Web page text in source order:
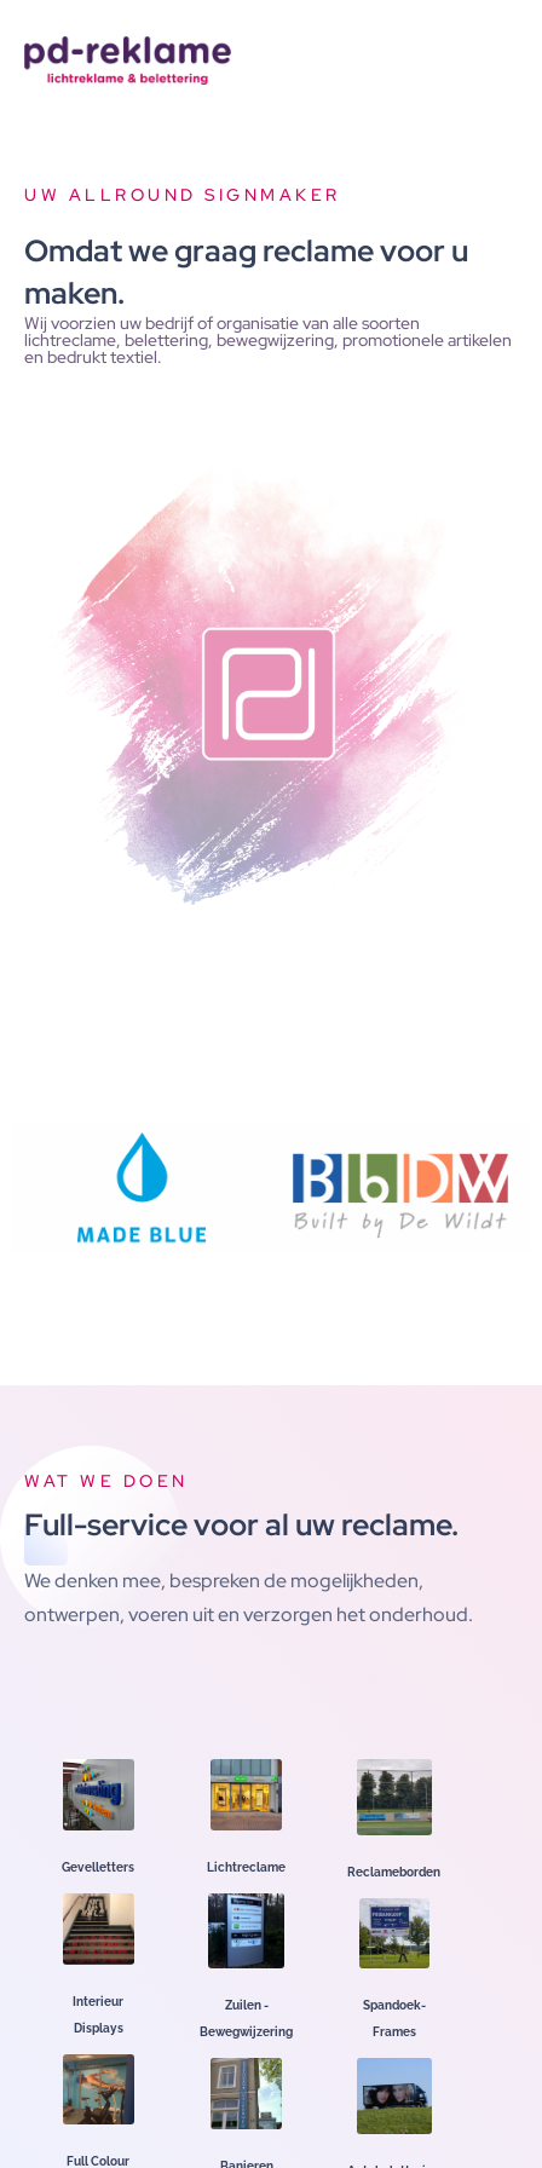
naar
inhoud
UW ALLROUND SIGNMAKER
Omdat we graag reclame voor u
maken. ​
Wij voorzien uw bedrijf of organisatie van alle soorten
lichtreclame, belettering, bewegwijzering, promotionele artikelen
en bedrukt textiel. ​
WAT WE DOEN
Full-service voor al uw reclame.
We denken mee, bespreken de mogelijkheden,
ontwerpen, voeren uit en verzorgen het onderhoud.
Gevelletters
Interieur
Displays
Full Colour
Lichtreclame
Zuilen -
Bewegwijzering
Reclameborden
Spandoek-
Frames